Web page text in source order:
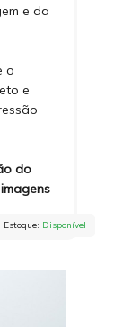
e da
o
e
do
Estoque: Disponível